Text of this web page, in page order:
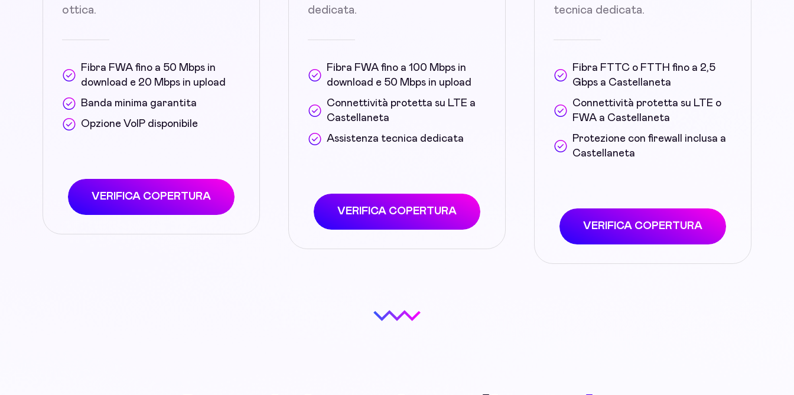
ottica.
Fibra FWA fino a 50 Mbps in
download e 20 Mbps in upload
Banda minima garantita
Opzione VoIP disponibile
VERIFICA COPERTURA
dedicata.
Fibra FWA fino a 100 Mbps in
download e 50 Mbps in upload
Connettività protetta su LTE a
Castellaneta
Assistenza tecnica dedicata
VERIFICA COPERTURA
tecnica dedicata.
Fibra FTTC o FTTH fino a 2,5
Gbps a Castellaneta
Connettività protetta su LTE o
FWA a Castellaneta
Protezione con firewall inclusa a
Castellaneta
VERIFICA COPERTURA